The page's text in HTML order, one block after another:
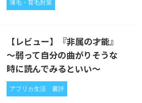
薄毛・育毛対策
【レビュー】『非属の才能』
〜弱って自分の曲がりそうな
時に読んでみるといい〜
アフリカ生活 書評